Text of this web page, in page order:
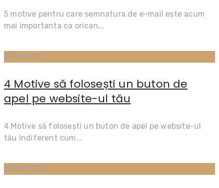
5 motive pentru care semnatura de e-mail este acum
mai importanta ca orican...
17Feb2021
4 Motive să folosești un buton de
apel pe website-ul tău
4 Motive să folosești un buton de apel pe website-ul
tău Indiferent cum...
25Feb2020